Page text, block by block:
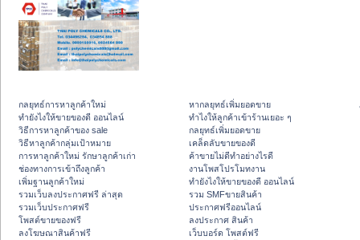
กลยุทธ์การหาลูกค้าใหม่
ทํายังไงให้ขายของดี ออนไลน์
วิธีการหาลูกค้าของ sale
วิธีหาลูกค้ากลุ่มเป้าหมาย
การหาลูกค้าใหม่ รักษาลูกค้าเก่า
ช่องทางการเข้าถึงลูกค้า
เพิ่มฐานลูกค้าใหม่
รวมเว็บลงประกาศฟรี ล่าสุด
รวมเว็บประกาศฟรี
โพสต์ขายของฟรี
ลงโฆษณาสินค้าฟรี
หากลยุทธ์เพิ่มยอดขาย
ทําไงให้ลูกค้าเข้าร้านเยอะ ๆ
กลยุทธ์เพิ่มยอดขาย
เคล็ดลับขายของดี
ค้าขายไม่ดีทำอย่างไรดี
งานโพสโปรโมทงาน
ทํายังไงให้ขายของดี ออนไลน์
รวม SMFขายสินค้า
ประกาศฟรีออนไลน์
ลงประกาศ สินค้า
เว็บบอร์ด โพสต์ฟรี